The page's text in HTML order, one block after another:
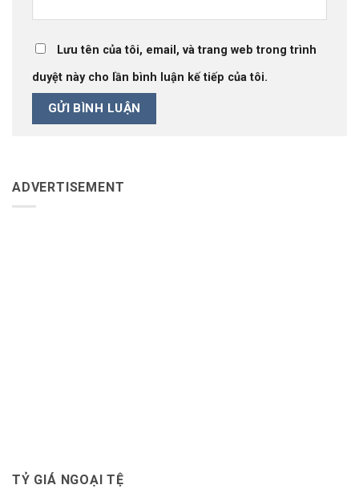
Lưu tên của tôi, email, và trang web trong trình
duyệt này cho lần bình luận kế tiếp của tôi.
ADVERTISEMENT
TỶ GIÁ NGOẠI TỆ